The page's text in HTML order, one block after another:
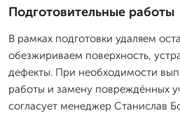
Подготовительные работы
В рамках подготовки удаляем
обезжириваем поверхность,
дефекты. При необходимости
работы и замену повреждённых
согласует менеджер Станислав